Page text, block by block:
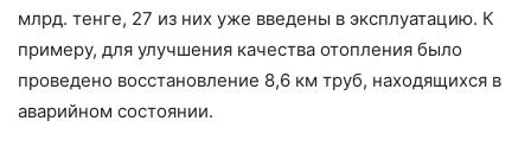
млрд. тенге, 27 из них уже введены в эксплуатацию. К
примеру, для улучшения качества отопления было
проведено восстановление 8,6 км труб, находящихся в
аварийном состоянии.